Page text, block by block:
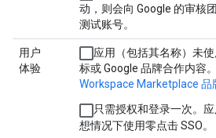
动，则会向 Google 的审核
测试账号。
用户
体验
应用（包括其名称）未
标或 Google 品牌合作内容
Workspace Marketplace 品
只需授权和登录一次。
想情况下使用零点击 SSO。